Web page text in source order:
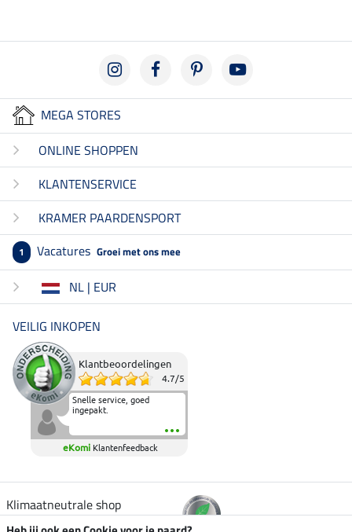
MEGA STORES
ONLINE SHOPPEN
KLANTENSERVICE
KRAMER PAARDENSPORT
1 Vacatures Groei met ons mee
NL | EUR
VEILIG INKOPEN
Klantbeoordelingen
4.7/5
Snelle service, goed
ingepakt.
eKomi Klantenfeedback
Klimaatneutrale shop